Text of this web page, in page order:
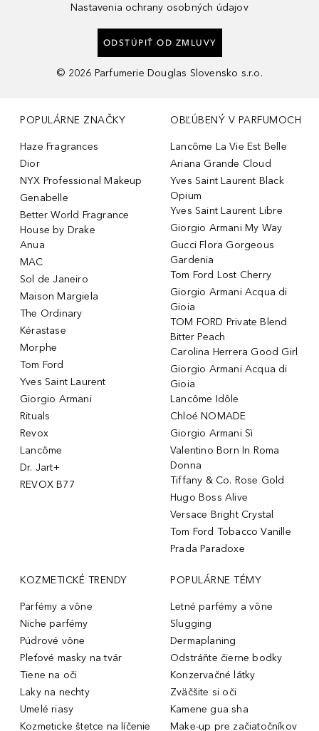
Nastavenia ochrany osobných údajov
ODSTÚPIŤ OD ZMLUVY
© 2026 Parfumerie Douglas Slovensko s.r.o.
POPULÁRNE ZNAČKY
Haze Fragrances
Dior
NYX Professional Makeup
Genabelle
Better World Fragrance
House by Drake
Anua
MAC
Sol de Janeiro
Maison Margiela
The Ordinary
Kérastase
Morphe
Tom Ford
Yves Saint Laurent
Giorgio Armani
Rituals
Revox
Lancôme
Dr. Jart+
REVOX B77
OBĽÚBENÝ V PARFUMOCH
Lancôme La Vie Est Belle
Ariana Grande Cloud
Yves Saint Laurent Black
Opium
Yves Saint Laurent Libre
Giorgio Armani My Way
Gucci Flora Gorgeous
Gardenia
Tom Ford Lost Cherry
Giorgio Armani Acqua di
Gioia
TOM FORD Private Blend
Bitter Peach
Carolina Herrera Good Girl
Giorgio Armani Acqua di
Gioia
Lancôme Idôle
Chloé NOMADE
Giorgio Armani Sì
Valentino Born In Roma
Donna
Tiffany & Co. Rose Gold
Hugo Boss Alive
Versace Bright Crystal
Tom Ford Tobacco Vanille
Prada Paradoxe
KOZMETICKÉ TRENDY
Parfémy a vône
Niche parfémy
Púdrové vône
Pleťové masky na tvár
Tiene na oči
Laky na nechty
Umelé riasy
Kozmeticke štetce na líčenie
POPULÁRNE TÉMY
Letné parfémy a vône
Slugging
Dermaplaning
Odstráňte čierne bodky
Konzervačné látky
Zväčšite si oči
Kamene gua sha
Make-up pre začiatočníkov